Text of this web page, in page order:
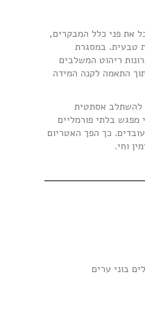
את פני כלל המבקרים,
טבעית. במסגרת
ריהוט המשלבים
התאמה לקנה המידה
להשתלב אסתטית
מפגש בלתי פורמליים
כך הפך האטריום
וחי.
בוני ערים